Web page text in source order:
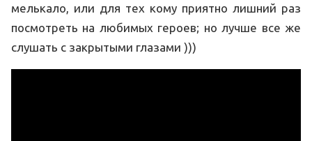
мелькало, или для тех кому приятно лишний раз
посмотреть на любимых героев; но лучше все же
слушать с закрытыми глазами )))